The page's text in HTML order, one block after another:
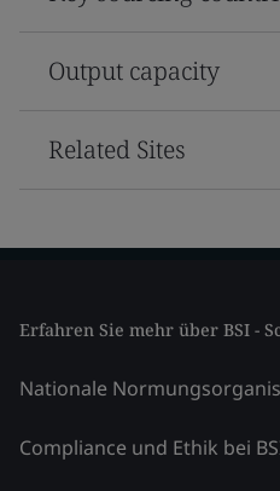
Output capacity
Related Sites
Erfahren Sie mehr über BSI -
Nationale
Compliance und Ethik bei